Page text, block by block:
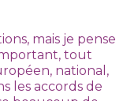
mais je pense
tout
national,
les accords de